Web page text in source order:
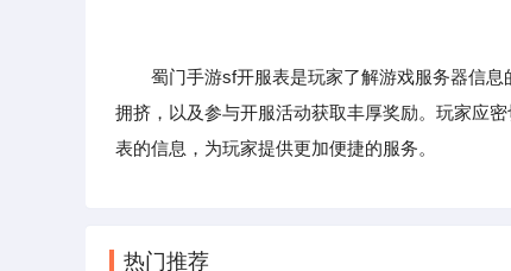
蜀门手游sf开服表是玩家了解游戏服务器信息
拥挤，以及参与开服活动获取丰厚奖励。玩家应
表的信息，为玩家提供更加便捷的服务。
热门推荐